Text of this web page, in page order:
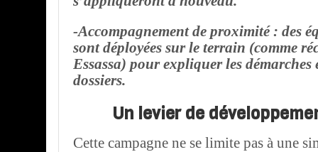
-Accompagnement de proximité : des
sont déployées sur le terrain (comme
Essassa) pour expliquer les
dossiers.
Un levier de
Cette campagne ne se limite pas à une